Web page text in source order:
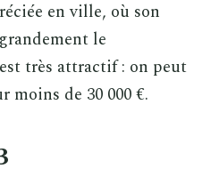
en ville, où son
le
très attractif : on peut
de 30 000 €.